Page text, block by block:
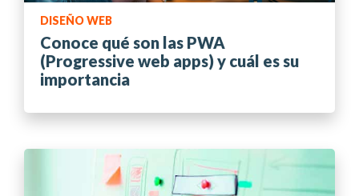
DISEÑO WEB
Conoce qué son las PWA
(Progressive web apps) y cuál es su
importancia